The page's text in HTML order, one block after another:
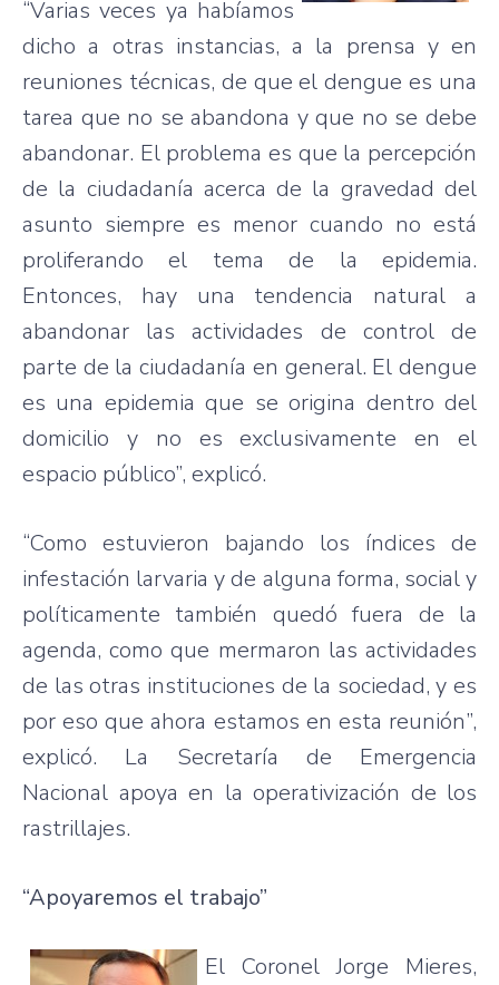
“Varias veces ya habíamos
dicho a otras instancias, a la prensa y en
reuniones técnicas, de que el dengue es una
tarea que no se abandona y que no se debe
abandonar. El problema es que la percepción
de la ciudadanía acerca de la gravedad del
asunto siempre es menor cuando no está
proliferando el tema de la epidemia.
Entonces, hay una tendencia natural a
abandonar las actividades de control de
parte de la ciudadanía en general. El dengue
es una epidemia que se origina dentro del
domicilio y no es exclusivamente en el
espacio público”, explicó.
“Como estuvieron bajando los índices de
infestación larvaria y de alguna forma, social y
políticamente también quedó fuera de la
agenda, como que mermaron las actividades
de las otras instituciones de la sociedad, y es
por eso que ahora estamos en esta reunión”,
explicó. La Secretaría de Emergencia
Nacional apoya en la operativización de los
rastrillajes.
“Apoyaremos el trabajo”
El Coronel Jorge Mieres,